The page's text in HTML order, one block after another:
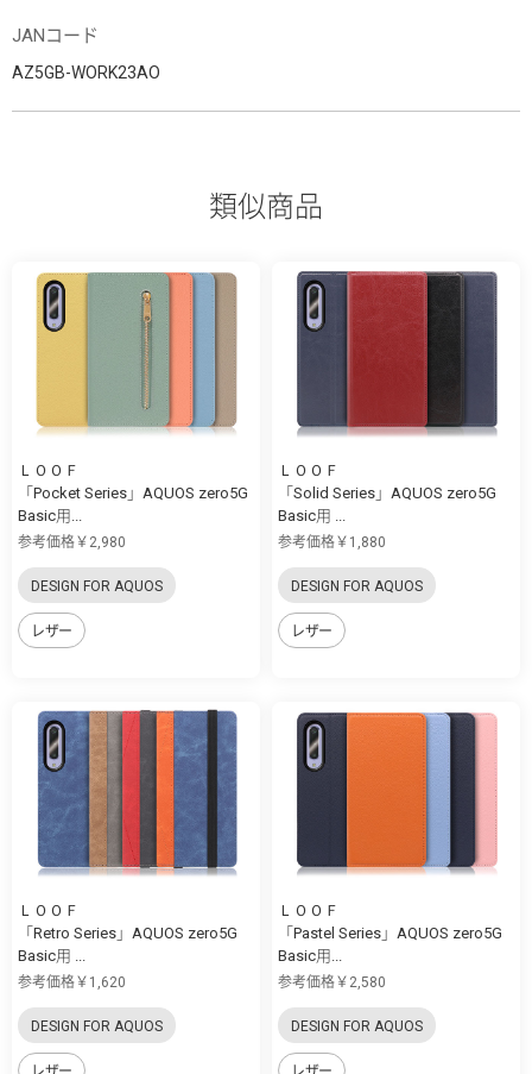
JANコード
AZ5GB-WORK23AO
類似商品
ＬＯＯＦ
「Pocket Series」AQUOS zero5G
Basic用...
参考価格￥2,980
DESIGN FOR AQUOS
レザー
ＬＯＯＦ
「Solid Series」AQUOS zero5G
Basic用 ...
参考価格￥1,880
DESIGN FOR AQUOS
レザー
ＬＯＯＦ
「Retro Series」AQUOS zero5G
Basic用 ...
参考価格￥1,620
DESIGN FOR AQUOS
ＬＯＯＦ
「Pastel Series」AQUOS zero5G
Basic用...
参考価格￥2,580
DESIGN FOR AQUOS